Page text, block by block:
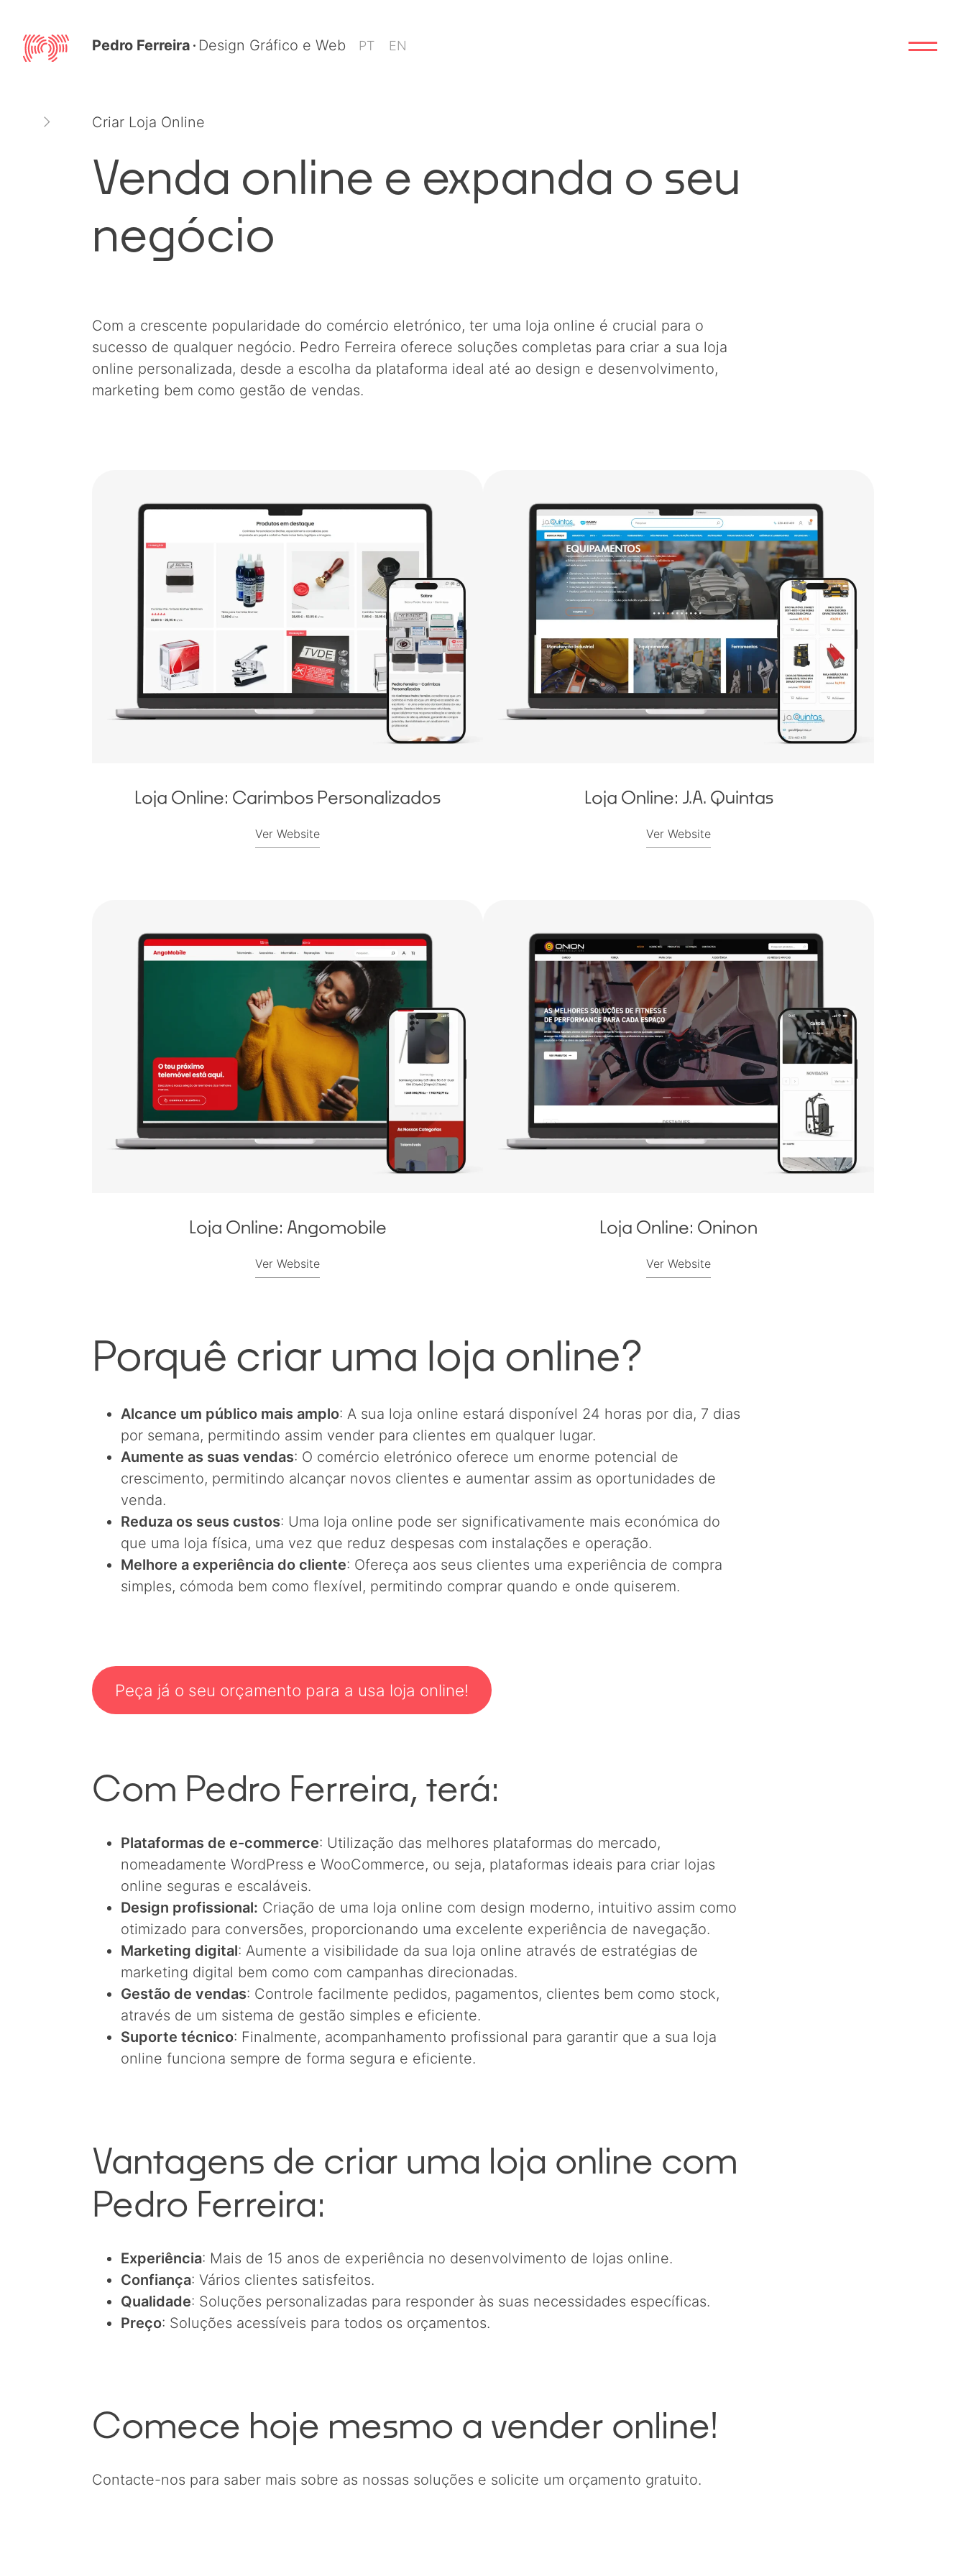
para
Pedro Ferreira Design Gráfico e Web PT EN
Criar Loja Online
Venda online e expanda o seu
negócio
Com a crescente popularidade do comércio eletrónico, ter uma loja online é crucial para o
sucesso de qualquer negócio. Pedro Ferreira oferece soluções completas para criar a sua loja
online personalizada, desde a escolha da plataforma ideal até ao design e desenvolvimento,
marketing bem como gestão de vendas.
Loja Online: Carimbos Personalizados
Ver Website
Loja Online: J.A. Quintas
Ver Website
Loja Online: Angomobile
Ver Website
Loja Online: Oninon
Ver Website
Porquê criar uma loja online?
Alcance um público mais amplo: A sua loja online estará disponível 24 horas por dia, 7 dias
por semana, permitindo assim vender para clientes em qualquer lugar.
Aumente as suas vendas: O comércio eletrónico oferece um enorme potencial de
crescimento, permitindo alcançar novos clientes e aumentar assim as oportunidades de
venda.
Reduza os seus custos: Uma loja online pode ser significativamente mais económica do
que uma loja física, uma vez que reduz despesas com instalações e operação.
Melhore a experiência do cliente: Ofereça aos seus clientes uma experiência de compra
simples, cómoda bem como flexível, permitindo comprar quando e onde quiserem.
Peça já o seu orçamento para a usa loja online!
Com Pedro Ferreira, terá:
Plataformas de e-commerce: Utilização das melhores plataformas do mercado,
nomeadamente WordPress e WooCommerce, ou seja, plataformas ideais para criar lojas
online seguras e escaláveis.
Design profissional: Criação de uma loja online com design moderno, intuitivo assim como
otimizado para conversões, proporcionando uma excelente experiência de navegação.
Marketing digital: Aumente a visibilidade da sua loja online através de estratégias de
marketing digital bem como com campanhas direcionadas.
Gestão de vendas: Controle facilmente pedidos, pagamentos, clientes bem como stock,
através de um sistema de gestão simples e eficiente.
Suporte técnico: Finalmente, acompanhamento profissional para garantir que a sua loja
online funciona sempre de forma segura e eficiente.
Vantagens de criar uma loja online com
Pedro Ferreira:
Experiência: Mais de 15 anos de experiência no desenvolvimento de lojas online.
Confiança: Vários clientes satisfeitos.
Qualidade: Soluções personalizadas para responder às suas necessidades específicas.
Preço: Soluções acessíveis para todos os orçamentos.
Comece hoje mesmo a vender online!
Contacte-nos para saber mais sobre as nossas soluções e solicite um orçamento gratuito.